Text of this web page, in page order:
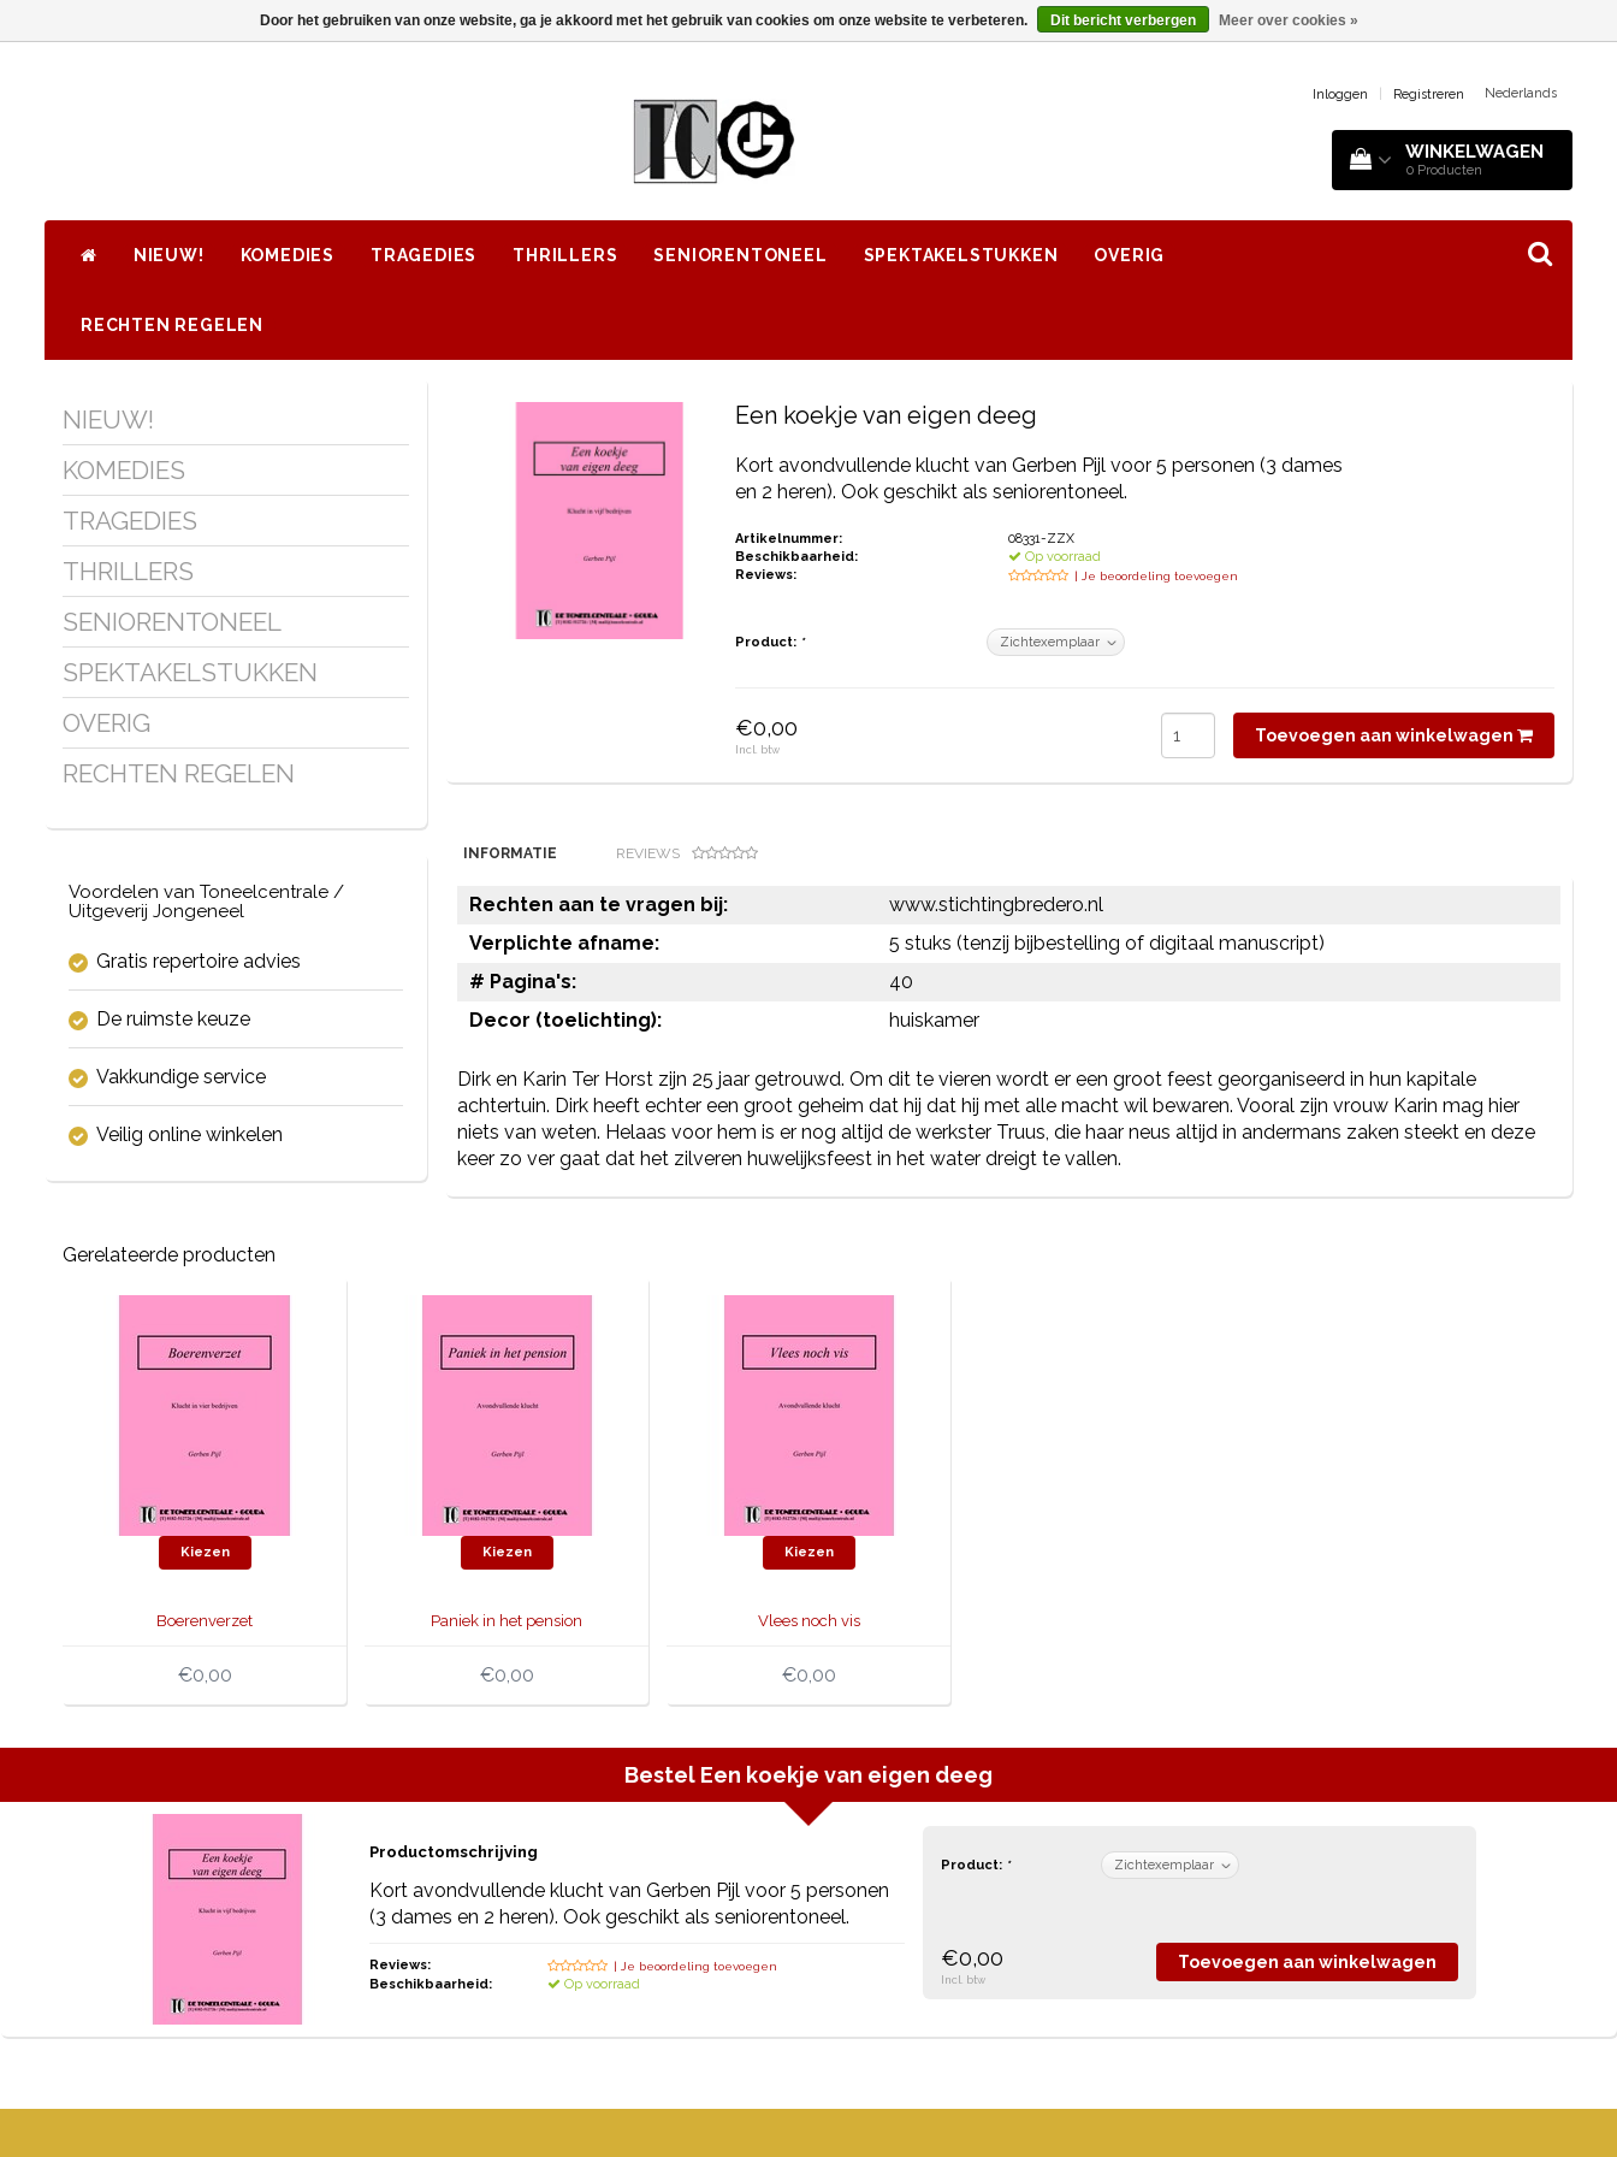
Inloggen Registreren Nederlands
WINKELWAGEN
0 Producten
NIEUW! KOMEDIES TRAGEDIES THRILLERS SENIORENTONEEL SPEKTAKELSTUKKEN OVERIG
RECHTEN REGELEN
NIEUW!
KOMEDIES
TRAGEDIES
THRILLERS
SENIORENTONEEL
SPEKTAKELSTUKKEN
OVERIG
RECHTEN REGELEN
Voordelen van Toneelcentrale /
Uitgeverij Jongeneel
Gratis repertoire advies
De ruimste keuze
Vakkundige service
Veilig online winkelen
Een koekje van eigen deeg
Kort avondvullende klucht van Gerben Pijl voor 5 personen (3 dames
en 2 heren). Ook geschikt als seniorentoneel.
Artikelnummer:
08331-ZZX
Beschikbaarheid:
Op voorraad
Reviews:
| Je beoordeling toevoegen
Product: *
€0,00
Incl. btw
Toevoegen aan winkelwagen
INFORMATIE REVIEWS
Rechten aan te vragen bij:
www.stichtingbredero.nl
Verplichte afname:
5 stuks (tenzij bijbestelling of digitaal manuscript)
# Pagina's:
40
Decor (toelichting):
huiskamer
Dirk en Karin Ter Horst zijn 25 jaar getrouwd. Om dit te vieren wordt er een groot feest georganiseerd in hun kapitale
achtertuin. Dirk heeft echter een groot geheim dat hij dat hij met alle macht wil bewaren. Vooral zijn vrouw Karin mag hier
niets van weten. Helaas voor hem is er nog altijd de werkster Truus, die haar neus altijd in andermans zaken steekt en deze
keer zo ver gaat dat het zilveren huwelijksfeest in het water dreigt te vallen.
Gerelateerde producten
Kiezen
Boerenverzet
€0,00
Kiezen
Paniek in het pension
€0,00
Kiezen
Vlees noch vis
€0,00
Bestel Een koekje van eigen deeg
Productomschrijving
Kort avondvullende klucht van Gerben Pijl voor 5 personen
(3 dames en 2 heren). Ook geschikt als seniorentoneel.
Reviews: | Je beoordeling toevoegen
Beschikbaarheid: Op voorraad
Product: *
€0,00
Incl. btw
Door het gebruiken van onze website, ga je akkoord met het gebruik van cookies om onze website te verbeteren. Dit bericht verbergen Meer over cookies »